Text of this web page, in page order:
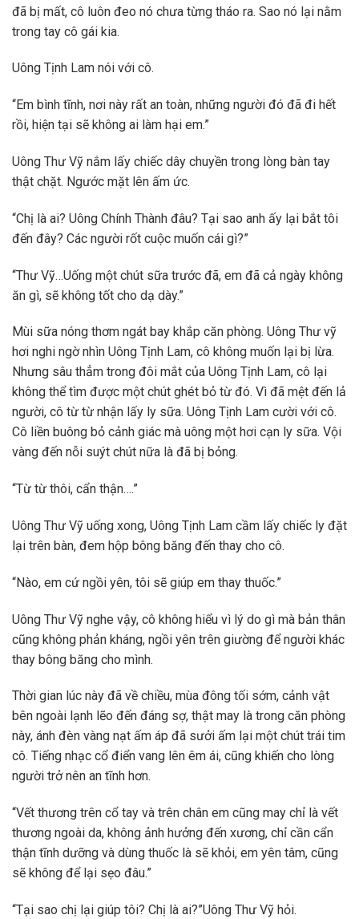
đã bị mất, cô luôn đeo nó chưa từng tháo ra. Sao nó lại nằm
trong tay cô gái kia.
Uông Tịnh Lam nói với cô.
“Em bình tĩnh, nơi này rất an toàn, những người đó đã đi hết
rồi, hiện tại sẽ không ai làm hại em.”
Uông Thư Vỹ nắm lấy chiếc dây chuyền trong lòng bàn tay
thật chặt. Ngước mặt lên ấm ức.
“Chị là ai? Uông Chính Thành đâu? Tại sao anh ấy lại bắt tôi
đến đây? Các người rốt cuộc muốn cái gì?”
“Thư Vỹ…Uống một chút sữa trước đã, em đã cả ngày không
ăn gì, sẽ không tốt cho dạ dày.”
Mùi sữa nóng thơm ngát bay khắp căn phòng. Uông Thư vỹ
hơi nghi ngờ nhìn Uông Tịnh Lam, cô không muốn lại bị lừa.
Nhưng sâu thẳm trong đôi mắt của Uông Tịnh Lam, cô lại
không thể tìm được một chút ghét bỏ từ đó. Vì đã mệt đến lả
người, cô từ từ nhận lấy ly sữa. Uông Tịnh Lam cười với cô.
Cô liền buông bỏ cảnh giác mà uông một hơi cạn ly sữa. Vội
vàng đến nỗi suýt chút nữa là đã bị bỏng.
“Từ từ thôi, cẩn thận….”
Uông Thư Vỹ uống xong, Uông Tịnh Lam cầm lấy chiếc ly đặt
lại trên bàn, đem hộp bông băng đến thay cho cô.
“Nào, em cứ ngồi yên, tôi sẽ giúp em thay thuốc.”
Uông Thư Vỹ nghe vậy, cô không hiểu vì lý do gì mà bản thân
cũng không phản kháng, ngồi yên trên giường để người khác
thay bông băng cho mình.
Thời gian lúc này đã về chiều, mùa đông tối sớm, cảnh vật
bên ngoài lạnh lẽo đến đáng sợ, thật may là trong căn phòng
này, ánh đèn vàng nạt ấm áp đã sưởi ấm lại một chút trái tim
cô. Tiếng nhạc cổ điển vang lên êm ái, cũng khiến cho lòng
người trở nên an tĩnh hơn.
“Vết thương trên cổ tay và trên chân em cũng may chỉ là vết
thương ngoài da, không ảnh hưởng đến xương, chỉ cần cẩn
thận tĩnh dưỡng và dùng thuốc là sẽ khỏi, em yên tâm, cũng
sẽ không để lại sẹo đâu.”
“Tại sao chị lại giúp tôi? Chị là ai?”Uông Thư Vỹ hỏi.